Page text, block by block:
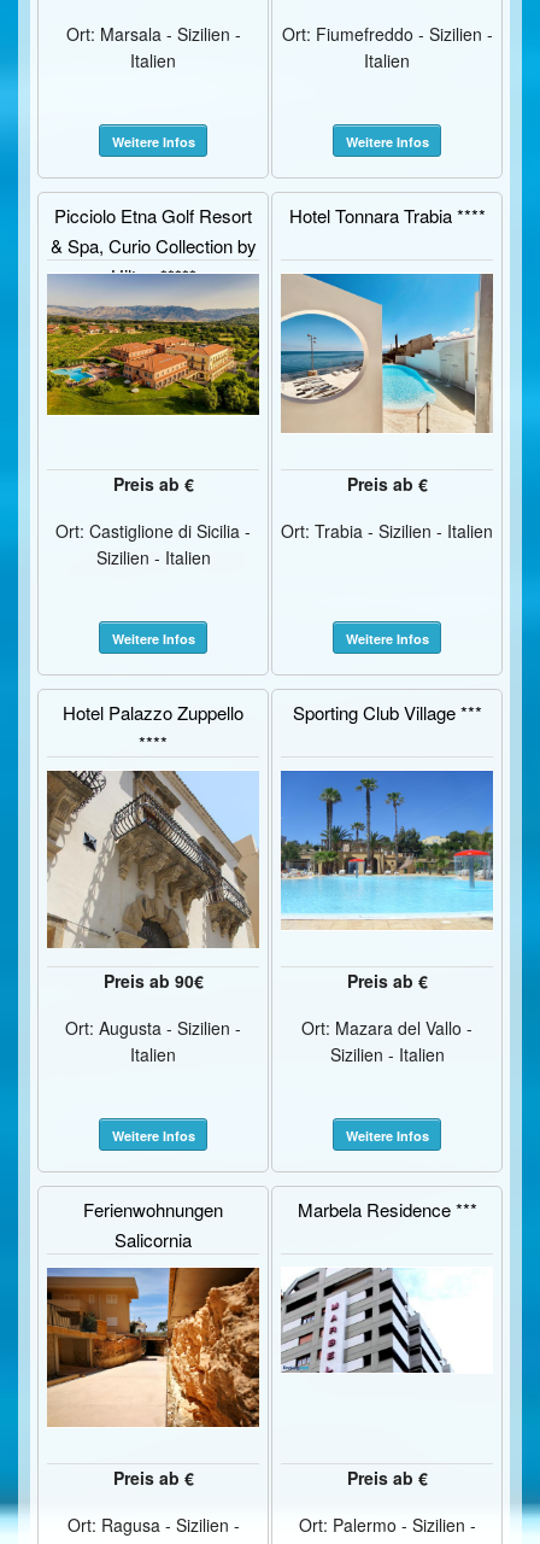
Ort: Marsala - Sizilien -
Italien
Weitere Infos
Ort: Fiumefreddo - Sizilien -
Italien
Weitere Infos
Picciolo Etna Golf Resort
& Spa, Curio Collection by
Hilton *****
Preis ab €
Ort: Castiglione di Sicilia -
Sizilien - Italien
Weitere Infos
Hotel Tonnara Trabia ****
Preis ab €
Ort: Trabia - Sizilien - Italien
Weitere Infos
Hotel Palazzo Zuppello
****
Preis ab 90€
Ort: Augusta - Sizilien -
Italien
Weitere Infos
Sporting Club Village ***
Preis ab €
Ort: Mazara del Vallo -
Sizilien - Italien
Weitere Infos
Ferienwohnungen
Salicornia
Preis ab €
Ort: Ragusa - Sizilien -
Marbela Residence ***
Preis ab €
Ort: Palermo - Sizilien -